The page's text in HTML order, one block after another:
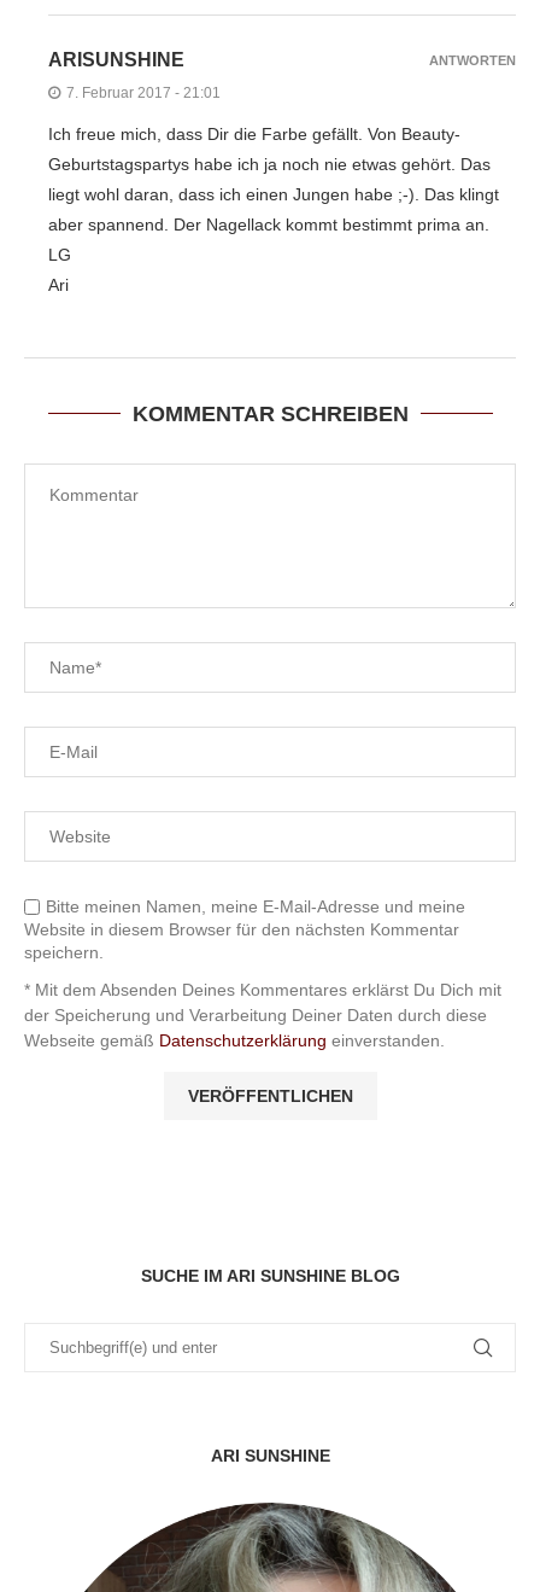
ARISUNSHINE
7. Februar 2017 - 21:01
Ich freue mich, dass Dir die Farbe gefällt. Von Beauty-
Geburtstagspartys habe ich ja noch nie etwas gehört. Das
liegt wohl daran, dass ich einen Jungen habe ;-). Das klingt
aber spannend. Der Nagellack kommt bestimmt prima an.
LG
Ari
ANTWORTEN
KOMMENTAR SCHREIBEN
Bitte meinen Namen, meine E-Mail-Adresse und meine
Website in diesem Browser für den nächsten Kommentar
speichern.
* Mit dem Absenden Deines Kommentares erklärst Du Dich mit
der Speicherung und Verarbeitung Deiner Daten durch diese
Webseite gemäß Datenschutzerklärung einverstanden.
SUCHE IM ARI SUNSHINE BLOG
ARI SUNSHINE